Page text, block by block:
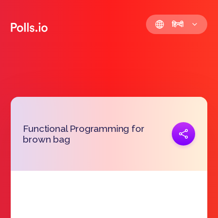
हिन्दी
Functional Programming for
brown bag
प्रतिरूप जोड़ना